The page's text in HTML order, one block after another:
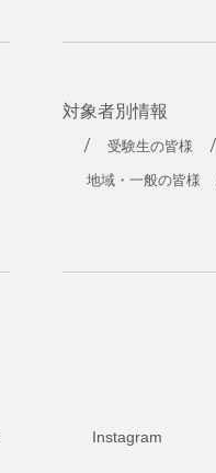
対象者別情報
受験生の皆様
地域・一般の皆様
Instagram